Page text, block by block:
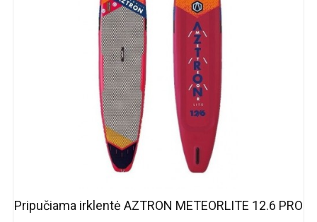
Pripučiama irklentė AZTRON METEORLITE 12.6 PRO